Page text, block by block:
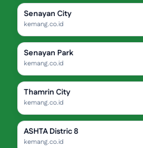
Senayan City
kemang.co.id
Senayan Park
kemang.co.id
Thamrin City
kemang.co.id
ASHTA Distric 8
kemang.co.id